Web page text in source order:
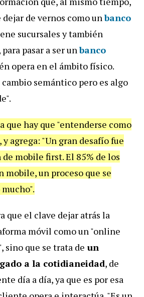
dejar de vernos como unbanco
sucursales y también
pasar a ser unbanco
opera en el ámbito físico.
semántico pero es algo
que hay que "entenderse como
agrega: "Un gran desafío fue
mobile first. El 85% de los
mobile, un proceso que se
que el clave dejar atrás la
móvil como un "online
sino que se trata de un
a la cotidianeidad, de
día a día, ya que es por esa